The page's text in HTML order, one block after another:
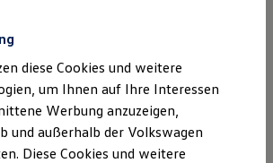
unterwegs
Zuhause
finden
the Privacy policy for business
Software Asset Management
policy here
diese Cookies und weitere
um Ihnen auf Ihre Interessen
Werbung anzuzeigen,
und außerhalb der Volkswagen
Diese Cookies und weitere